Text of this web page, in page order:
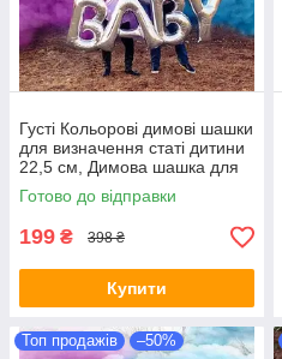
Густі Кольорові димові шашки
для визначення статі дитини
22,5 см, Димова шашка для
гендер паті, Дим для gender
party 60 сек.
Готово до відправки
199 ₴ 398 ₴
Купити
Топ продажів –50%